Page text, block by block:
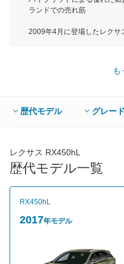
ランドでの売れ筋
2009年4月に登場したレク
グメントに属する。ハリア
る。膨張比を大きくとったア
3.5・V6エンジンと、高出力
Four」を搭載。通常は前輪駆
4WDへと切り替わる。駆動
モード燃費は2WD車が
筋は上質でしなやかな乗り味
用した、最上級グレードのバ
も
歴代モデル グレー
レクサス RX450hL
歴代モデル一覧
RX450hL
2017年モデル